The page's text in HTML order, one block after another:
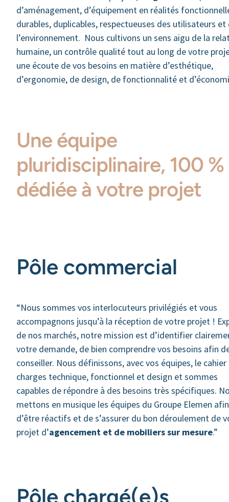
d’aménagement, d’équipement en réalités
durables, duplicables, respectueuses des utilisateurs et
l’environnement. Nous cultivons un sens aigu de la
humaine, un contrôle qualité tout au long de votre
une écoute de vos besoins en matière d’esthétique,
d’ergonomie, de design, de fonctionnalité et
Une équipe
pluridisciplinaire, 100 %
dédiée à votre projet
Pôle commercial
“Nous sommes vos interlocuteurs privilégiés et vous
accompagnons jusqu’à la réception de votre projet !
de nos marchés, notre mission est d’identifier
votre demande, de bien comprendre vos besoins afin
conseiller. Nous définissons, avec vos équipes, le cahier
charges technique, fonctionnel et design et sommes
capables de répondre à des besoins très spécifiques.
mettons en musique les équipes du Groupe Elemen afin
d’être réactifs et de s’assurer du bon déroulement de
projet d’agencement et de mobiliers sur mesure.”
Pôle chargé(e)s